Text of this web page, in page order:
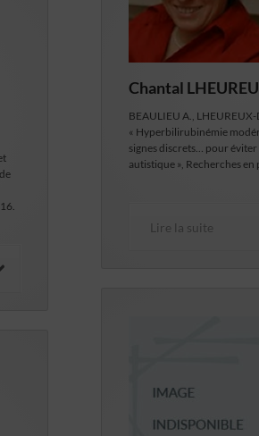
Chantal
BEAULIEU A., LHEUREUX-
« Hyperbilirubinémie
signes discrets… pour éviter
autistique », Recherches
Lire la suite